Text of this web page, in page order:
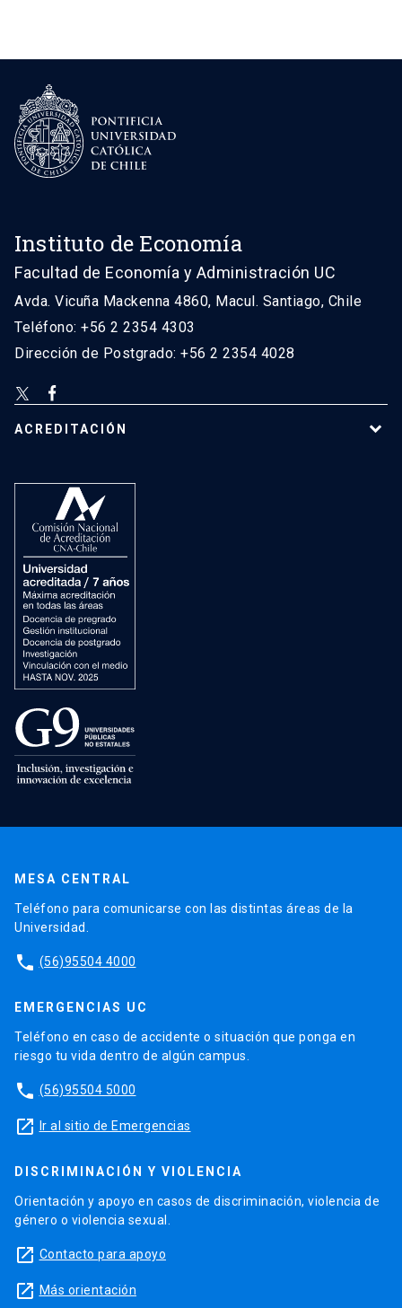
Instituto de Economía
Facultad de Economía y Administración UC
Avda. Vicuña Mackenna 4860, Macul. Santiago, Chile
Teléfono: +56 2 2354 4303
Dirección de Postgrado: +56 2 2354 4028
ACREDITACIÓN
MESA CENTRAL
Teléfono para comunicarse con las distintas áreas de la
Universidad.
phone (56)95504 4000
EMERGENCIAS UC
Teléfono en caso de accidente o situación que ponga en
riesgo tu vida dentro de algún campus.
phone (56)95504 5000
launch Ir al sitio de Emergencias
DISCRIMINACIÓN Y VIOLENCIA
Orientación y apoyo en casos de discriminación, violencia de
género o violencia sexual.
launch Contacto para apoyo
launch Más orientación